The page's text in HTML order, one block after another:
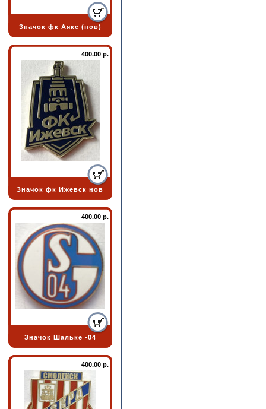
Значок фк Аякс (нов)
400.00 р.
Значок фк Ижевск нов
400.00 р.
Значок Шальке -04
400.00 р.